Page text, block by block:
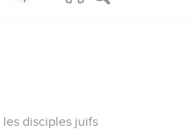
les disciples juifs